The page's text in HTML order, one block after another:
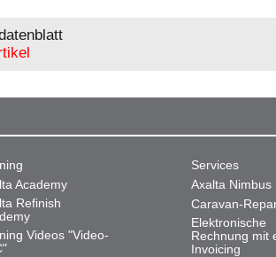
Academy
Refinish
Videos "Video-
Services
Axalta Nimbus
Caravan-
Elektronische
Rechnung mit
Invoicing